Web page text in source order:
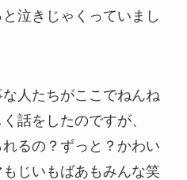
泣きじゃくっていまし
人たちがここでねんね
話をしたのですが、
れるの？ずっと？かわい
じいもばあもみんな笑